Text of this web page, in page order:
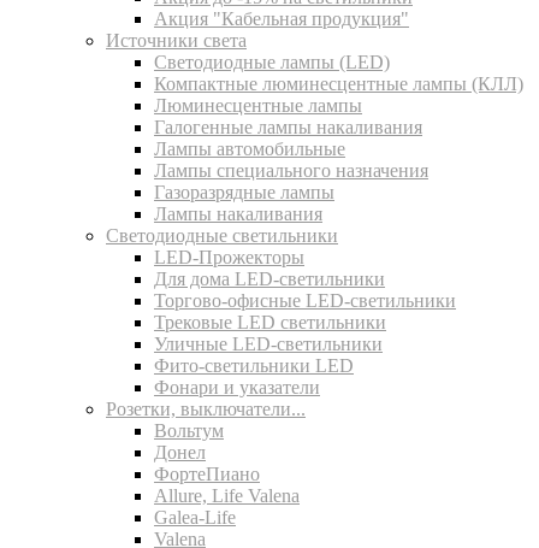
Акция "Кабельная продукция"
Источники света
Светодиодные лампы (LED)
Компактные люминесцентные лампы (КЛЛ)
Люминесцентные лампы
Галогенные лампы накаливания
Лампы автомобильные
Лампы специального назначения
Газоразрядные лампы
Лампы накаливания
Светодиодные светильники
LED-Прожекторы
Для дома LED-светильники
Торгово-офисные LED-светильники
Трековые LED светильники
Уличные LED-светильники
Фито-светильники LED
Фонари и указатели
Розетки, выключатели...
Вольтум
Донел
ФортеПиано
Allure, Life Valena
Galea-Life
Valena